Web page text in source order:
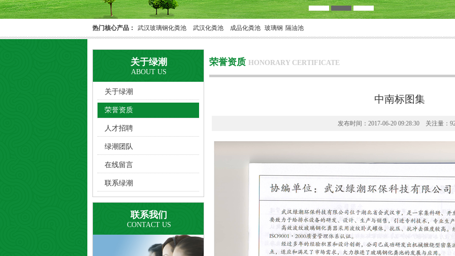
热门核心产品： 武汉玻璃钢化粪池 武汉化粪池 成品化粪池 玻璃钢 隔油池
关于绿潮
ABOUT US
关于绿潮
荣誉资质
人才招聘
绿潮团队
在线留言
联系绿潮
联系我们
CONTACT US
荣誉资质 HONORARY CERTIFICATE
中南标图集
发布时间：2017-06-20 09:28:30 关注量：